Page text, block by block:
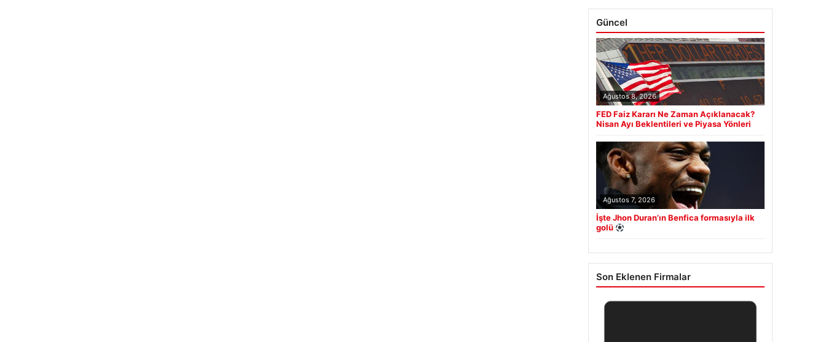
Güncel
Ağustos 8, 2026
FED Faiz Kararı Ne Zaman Açıklanacak?
Nisan Ayı Beklentileri ve Piyasa Yönleri
Ağustos 7, 2026
İşte Jhon Duran’ın Benfica formasıyla ilk
golü
Son Eklenen Firmalar